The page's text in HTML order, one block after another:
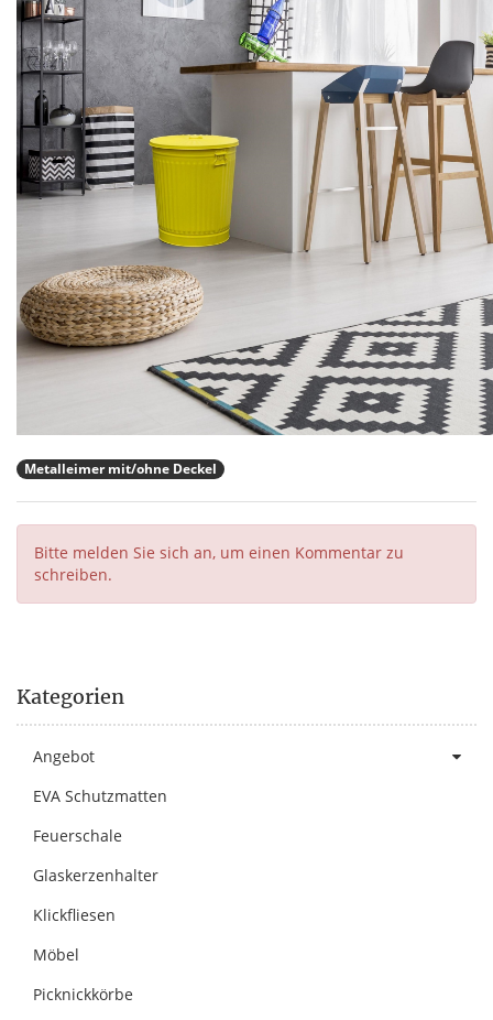
Metalleimer mit/ohne Deckel
Bitte melden Sie sich an, um einen Kommentar zu
schreiben.
Kategorien
Angebot
EVA Schutzmatten
Feuerschale
Glaskerzenhalter
Klickfliesen
Möbel
Picknickkörbe